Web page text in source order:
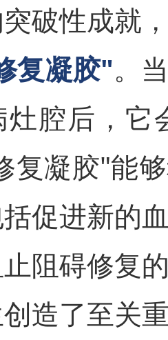
破性成就
复凝胶"。
灶腔后，它
复凝胶"能
促进新的
阻碍修复
造了至关